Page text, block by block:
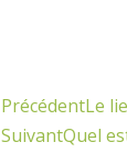
Précédent
PrécédentLe
SuivantQuel